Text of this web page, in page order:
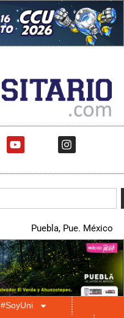
Puebla, Pue. México
#SoyUni